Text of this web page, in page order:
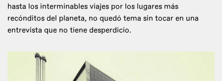
hasta los interminables viajes por los lugares más
recónditos del planeta, no quedó tema sin tocar en una
entrevista que no tiene desperdicio.